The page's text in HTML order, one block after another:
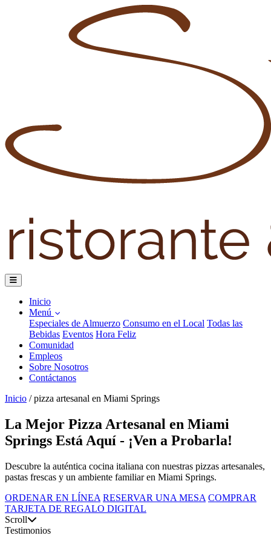
Inicio
Menú
Especiales de Almuerzo Consumo en el Local Todas las
Bebidas Eventos Hora Feliz
Comunidad
Empleos
Sobre Nosotros
Contáctanos
Inicio / pizza artesanal en Miami Springs
La Mejor Pizza Artesanal en Miami
Springs Está Aquí - ¡Ven a Probarla!
Descubre la auténtica cocina italiana con nuestras pizzas artesanales,
pastas frescas y un ambiente familiar en Miami Springs.
ORDENAR EN LÍNEA RESERVAR UNA MESA COMPRAR
TARJETA DE REGALO DIGITAL
Scroll
Testimonios